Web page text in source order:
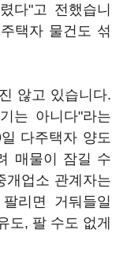
다"고 전했습니
택자 물건도 섞
않고 있습니다.
는 아니다"라는
다주택자 양도
매물이 잠길 수
개업소 관계자는
리면 거둬들일
도, 팔 수도 없게